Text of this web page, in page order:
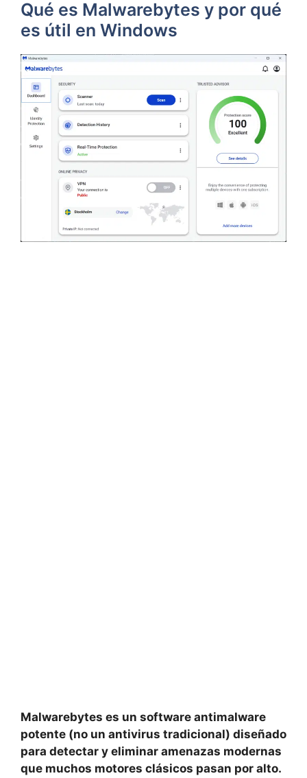
Qué es Malwarebytes y por qué
es útil en Windows
Malwarebytes es un software antimalware
potente (no un antivirus tradicional) diseñado
para detectar y eliminar amenazas modernas
que muchos motores clásicos pasan por alto.